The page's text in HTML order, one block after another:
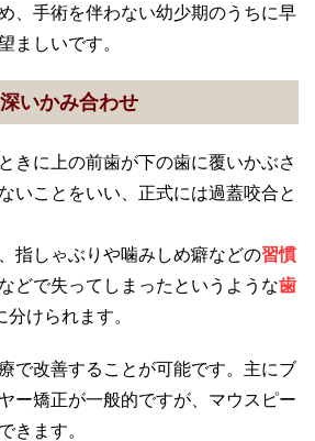
、手術を伴わない幼少期のうちに早
ましいです。
深いかみ合わせ
きに上の前歯が下の歯に覆いかぶさ
いことをいい、正式には過蓋咬合と
指しゃぶりや噛みしめ癖などの習慣
どで失ってしまったというような歯
けられます。
で改善することが可能です。主にブ
ー矯正が一般的ですが、マウスピー
きます。